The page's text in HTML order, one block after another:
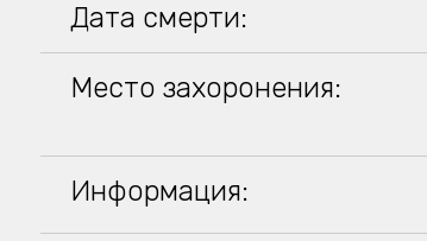
Дата смерти:
Место захоронения:
Информация: